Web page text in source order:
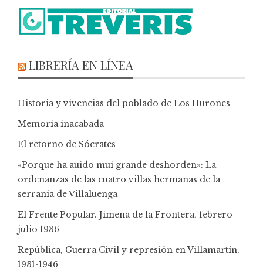
LIBRERÍA EN LÍNEA
Historia y vivencias del poblado de Los Hurones
Memoria inacabada
El retorno de Sócrates
«Porque ha auido mui grande deshorden»: La
ordenanzas de las cuatro villas hermanas de la
serranía de Villaluenga
El Frente Popular. Jimena de la Frontera, febrero-
julio 1936
República, Guerra Civil y represión en Villamartín,
1931-1946